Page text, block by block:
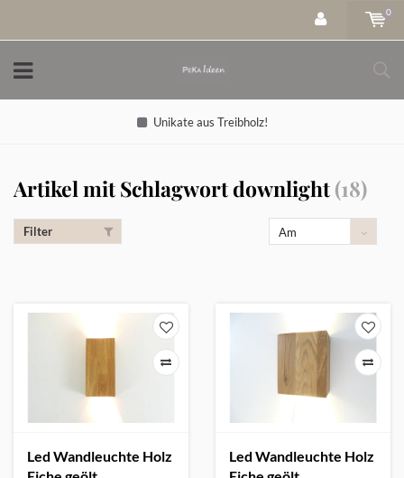
0
Unikate aus Treibholz!
Artikel mit Schlagwort downlight(18)
Filter
Am
Led Wandleuchte Holz
Led Wandleuchte Holz